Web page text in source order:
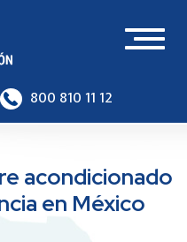
800 810 11 12
acondicionado
en México